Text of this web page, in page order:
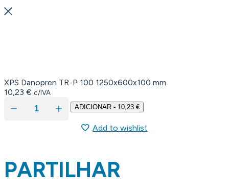
XPS Danopren TR-P 100 1250x600x100 mm
10,23 € c/IVA
Quantidade
100
1250x600x100
mm
ADICIONAR - 10,23 €
Add to wishlist
PARTILHAR